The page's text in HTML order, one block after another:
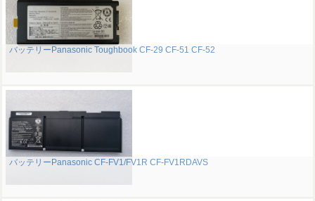
バッテリーPanasonic Toughbook CF-29 CF-51 CF-52
バッテリーPanasonic CF-FV1/FV1R CF-FV1RDAVS